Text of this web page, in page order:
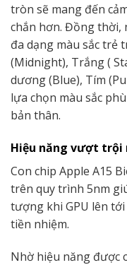
tròn sẽ mang đến
chắn hơn. Đồng thời,
đa dạng màu sắc trẻ
(Midnight), Trắng (
dương (Blue), Tím
lựa chọn màu sắc
bản thân.
Hiệu năng vượt trội
Con chip Apple A15
trên quy trình 5nm
tượng khi GPU lên tới
tiền nhiệm.
Nhờ hiệu năng được